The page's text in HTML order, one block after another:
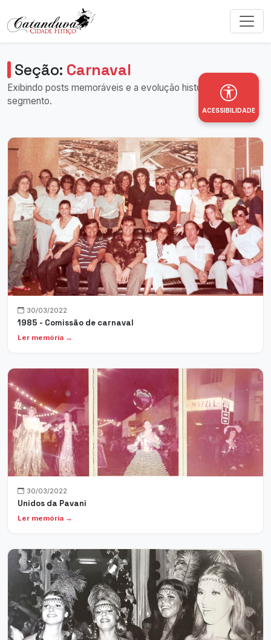
Seção: Carnaval
Exibindo posts memoráveis e a evolução histórica deste
segmento.
30/03/2022
1985 - Comissão de carnaval
Ler memória →
30/03/2022
Unidos da Pavani
Ler memória →
ACESSIBILIDADE